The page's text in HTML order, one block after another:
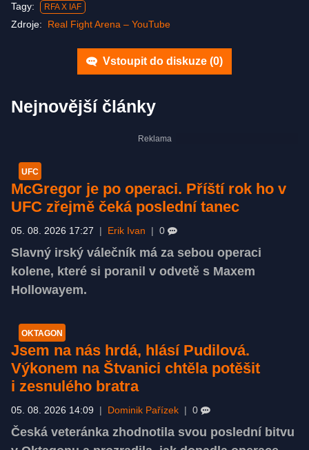
Tagy: RFA X IAF
Zdroje: Real Fight Arena – YouTube
Vstoupit do diskuze (0)
Nejnovější články
UFC
McGregor je po operaci. Příští rok ho v
UFC zřejmě čeká poslední tanec
05. 08. 2026 17:27 Erik Ivan 0
Slavný irský válečník má za sebou operaci
kolene, které si poranil v odvetě s Maxem
Hollowayem.
OKTAGON
Jsem na nás hrdá, hlásí Pudilová.
Výkonem na Štvanici chtěla potěšit
i zesnulého bratra
05. 08. 2026 14:09 Dominik Pařízek 0
Česká veteránka zhodnotila svou poslední bitvu